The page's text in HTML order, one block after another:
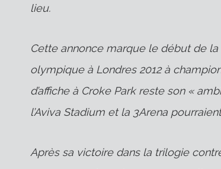
lieu.
Cette annonce marque le début de la
olympique à Londres 2012 à
d’affiche à Croke Park reste son «
l’Aviva Stadium et la 3Arena
Après sa victoire dans la trilogie